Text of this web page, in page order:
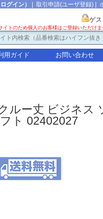
グイン） 取引申請(ユーザ登録)
ゲ
イトのため個人のお客様はご登録いただけま
用ガイド お問い合わせ
ルー丈 ビジネス
ト 02402027